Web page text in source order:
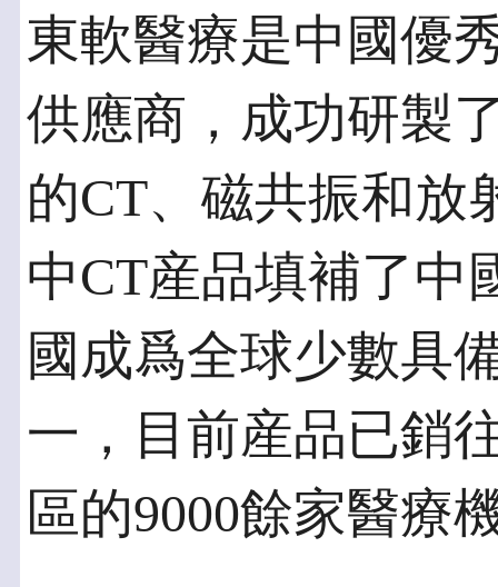
東軟醫療是中國優
供應商，成功研製
的CT、磁共振和放
中CT産品填補了中
國成爲全球少數具
一，目前産品已銷
區的9000餘家醫療